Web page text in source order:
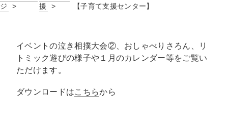
ジ
援
【子育て支援センター】
イベントの泣き相撲大会②、おしゃべりさろん、リ
トミック遊びの様子や１月のカレンダー等をご覧い
ただけます。
ダウンロードはこちらから